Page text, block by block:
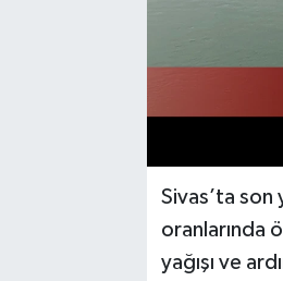
Sivas’ta son
oranlarında
yağışı ve